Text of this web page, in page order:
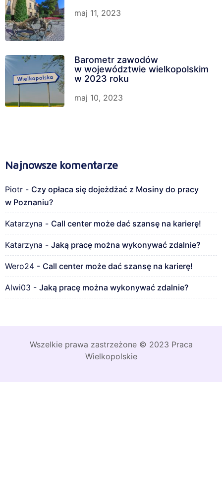
maj 11, 2023
Barometr zawodów
w województwie wielkopolskim
w 2023 roku
maj 10, 2023
Najnowsze komentarze
Piotr - Czy opłaca się dojeżdżać z Mosiny do pracy
w Poznaniu?
Katarzyna - Call center może dać szansę na karierę!
Katarzyna - Jaką pracę można wykonywać zdalnie?
Wero24 - Call center może dać szansę na karierę!
Alwi03 - Jaką pracę można wykonywać zdalnie?
Wszelkie prawa zastrzeżone © 2023 Praca
Wielkopolskie